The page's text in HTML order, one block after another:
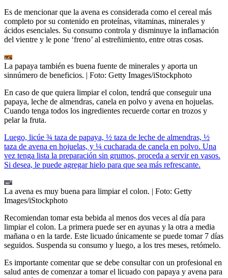
Es de mencionar que la avena es considerada como el cereal más
completo por su contenido en proteínas, vitaminas, minerales y
ácidos esenciales. Su consumo controla y disminuye la inflamación
del vientre y le pone ‘freno’ al estreñimiento, entre otras cosas.
La papaya también es buena fuente de minerales y aporta un
sinnúmero de beneficios. | Foto: Getty Images/iStockphoto
En caso de que quiera limpiar el colon, tendrá que conseguir una
papaya, leche de almendras, canela en polvo y avena en hojuelas.
Cuando tenga todos los ingredientes recuerde cortar en trozos y
pelar la fruta.
Luego, licúe ¾ taza de papaya, ½ taza de leche de almendras, ½
taza de avena en hojuelas, y ¼ cucharada de canela en polvo. Una
vez tenga lista la preparación sin grumos, proceda a servir en vasos.
Si desea, le puede agregar hielo para que sea más refrescante.
La avena es muy buena para limpiar el colon. | Foto: Getty
Images/iStockphoto
Recomiendan tomar esta bebida al menos dos veces al día para
limpiar el colon. La primera puede ser en ayunas y la otra a media
mañana o en la tarde. Este licuado únicamente se puede tomar 7 días
seguidos. Suspenda su consumo y luego, a los tres meses, retómelo.
Es importante comentar que se debe consultar con un profesional en
salud antes de comenzar a tomar el licuado con papaya y avena para